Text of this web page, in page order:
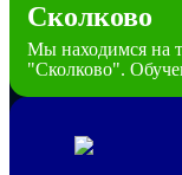
Сколково
Мы находимся на
"Сколково".